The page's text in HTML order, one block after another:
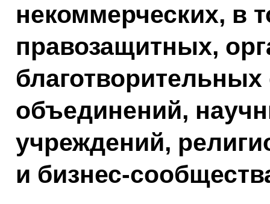
некоммерческих, в
правозащитных,
объединений,
учреждений,
и бизнес-